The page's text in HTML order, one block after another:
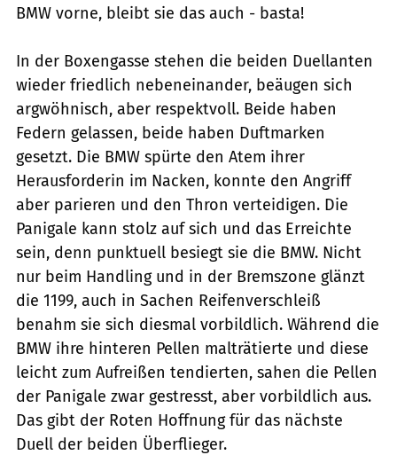
BMW vorne, bleibt sie das auch - basta!
In der Boxengasse stehen die beiden Duellanten
wieder friedlich nebeneinander, beäugen sich
argwöhnisch, aber respektvoll. Beide haben
Federn gelassen, beide haben Duftmarken
gesetzt. Die BMW spürte den Atem ihrer
Herausforderin im Nacken, konnte den Angriff
aber parieren und den Thron verteidigen. Die
Panigale kann stolz auf sich und das Erreichte
sein, denn punktuell besiegt sie die BMW. Nicht
nur beim Handling und in der Bremszone glänzt
die 1199, auch in Sachen Reifenverschleiß
benahm sie sich diesmal vorbildlich. Während die
BMW ihre hinteren Pellen malträtierte und diese
leicht zum Aufreißen tendierten, sahen die Pellen
der Panigale zwar gestresst, aber vorbildlich aus.
Das gibt der Roten Hoffnung für das nächste
Duell der beiden Überflieger.